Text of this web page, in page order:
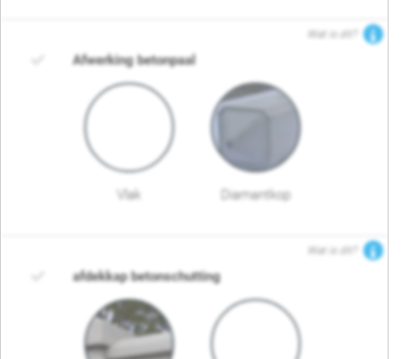
Wat is dit?
Afwerking betonpaal
Vlak Diamantkop
Wat is dit?
afdekkap betonschutting